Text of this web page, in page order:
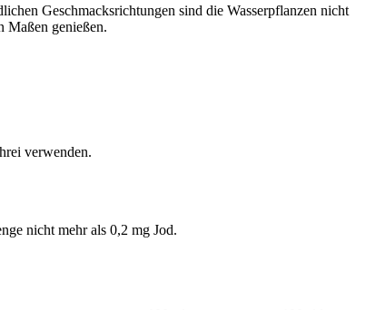
Geschmacksrichtungen sind die Wasserpflanzen nicht
Maßen genießen.
verwenden.
nicht mehr als 0,2 mg Jod.